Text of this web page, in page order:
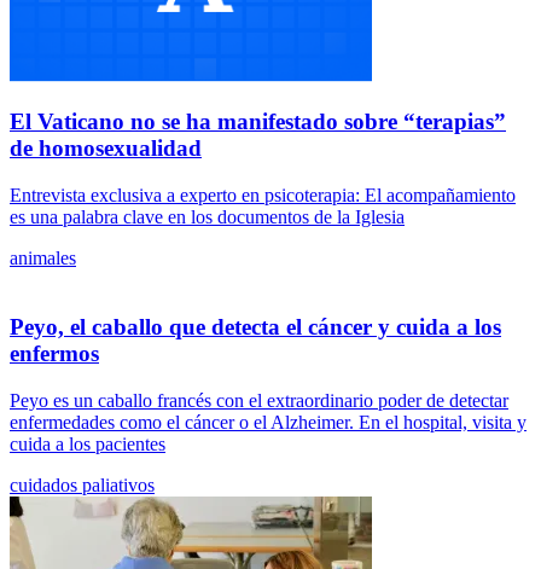
El Vaticano no se ha manifestado sobre “terapias”
de homosexualidad
Entrevista exclusiva a experto en psicoterapia: El acompañamiento
es una palabra clave en los documentos de la Iglesia
animales
Peyo, el caballo que detecta el cáncer y cuida a los
enfermos
Peyo es un caballo francés con el extraordinario poder de detectar
enfermedades como el cáncer o el Alzheimer. En el hospital, visita y
cuida a los pacientes
cuidados paliativos